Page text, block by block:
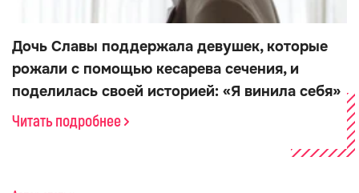
Дочь Славы поддержала девушек, которые
рожали с помощью кесарева сечения, и
поделилась своей историей: «Я винила себя»
Читать подробнее